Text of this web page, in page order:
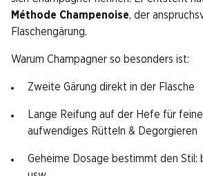
Méthode Champenoise, der
Flaschengärung.
Warum Champagner so besonders ist:
Zweite Gärung direkt in der Flasche
Lange Reifung auf der Hefe für
aufwendiges Rütteln & Degorgieren
Geheime Dosage bestimmt den Stil: